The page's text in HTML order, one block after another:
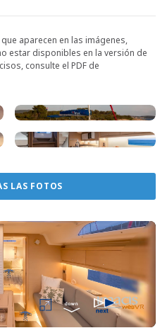
aparecen en las imágenes,
estar disponibles en la versión de
consulte el PDF de
LAS FOTOS